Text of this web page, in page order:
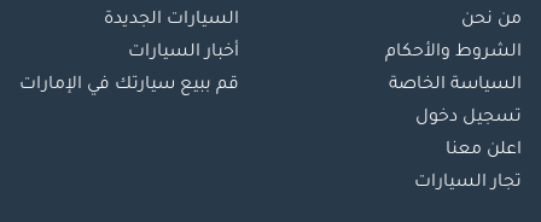
من نحن
الشروط والأحكام
السياسة الخاصة
تسجيل دخول
اعلن معنا
تجار السيارات
السيارات الجديدة
أخبار السيارات
قم ببيع سيارتك في الإمارات